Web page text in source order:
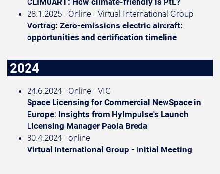
CLIM0ART: How climate-friendly is PtL?
28.1.2025 - Online - Virtual International Group
Vortrag: Zero-emissions electric aircraft:
opportunities and certification timeline
2024
24.6.2024 - Online - VIG
Space Licensing for Commercial NewSpace in
Europe: Insights from HyImpulse's Launch
Licensing Manager Paola Breda
30.4.2024 - online
Virtual International Group - Initial Meeting